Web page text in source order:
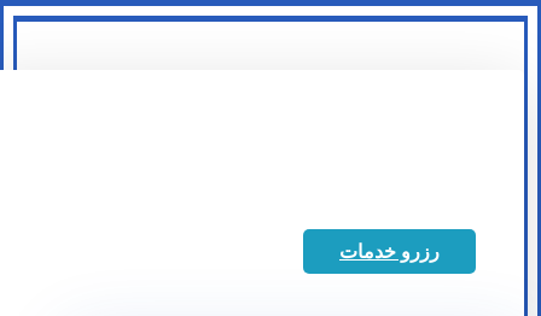
رزرو خدمات